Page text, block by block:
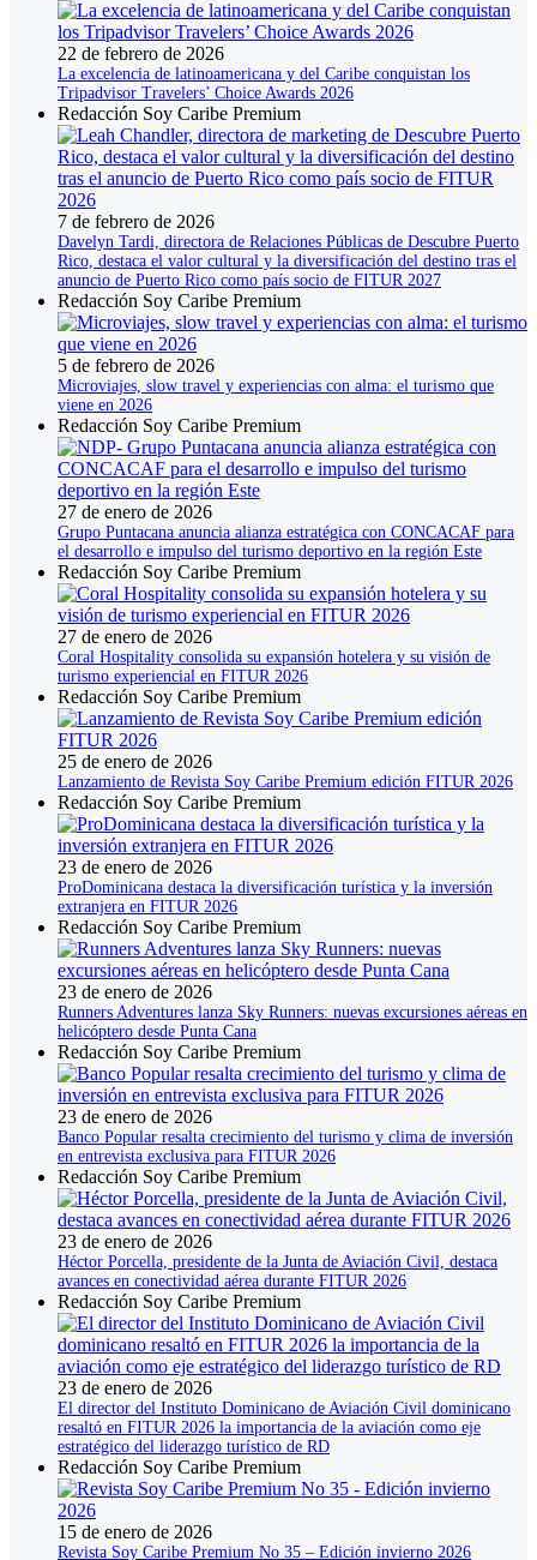
22 de febrero de 2026
La excelencia de latinoamericana y del Caribe conquistan los
Tripadvisor Travelers’ Choice Awards 2026
Redacción Soy Caribe Premium
7 de febrero de 2026
Davelyn Tardi, directora de Relaciones Públicas de Descubre Puerto
Rico, destaca el valor cultural y la diversificación del destino tras el
anuncio de Puerto Rico como país socio de FITUR 2027
Redacción Soy Caribe Premium
5 de febrero de 2026
Microviajes, slow travel y experiencias con alma: el turismo que
viene en 2026
Redacción Soy Caribe Premium
27 de enero de 2026
Grupo Puntacana anuncia alianza estratégica con CONCACAF para
el desarrollo e impulso del turismo deportivo en la región Este
Redacción Soy Caribe Premium
27 de enero de 2026
Coral Hospitality consolida su expansión hotelera y su visión de
turismo experiencial en FITUR 2026
Redacción Soy Caribe Premium
25 de enero de 2026
Lanzamiento de Revista Soy Caribe Premium edición FITUR 2026
Redacción Soy Caribe Premium
23 de enero de 2026
ProDominicana destaca la diversificación turística y la inversión
extranjera en FITUR 2026
Redacción Soy Caribe Premium
23 de enero de 2026
Runners Adventures lanza Sky Runners: nuevas excursiones aéreas en
helicóptero desde Punta Cana
Redacción Soy Caribe Premium
23 de enero de 2026
Banco Popular resalta crecimiento del turismo y clima de inversión
en entrevista exclusiva para FITUR 2026
Redacción Soy Caribe Premium
23 de enero de 2026
Héctor Porcella, presidente de la Junta de Aviación Civil, destaca
avances en conectividad aérea durante FITUR 2026
Redacción Soy Caribe Premium
23 de enero de 2026
El director del Instituto Dominicano de Aviación Civil dominicano
resaltó en FITUR 2026 la importancia de la aviación como eje
estratégico del liderazgo turístico de RD
Redacción Soy Caribe Premium
15 de enero de 2026
Revista Soy Caribe Premium No 35 – Edición invierno 2026